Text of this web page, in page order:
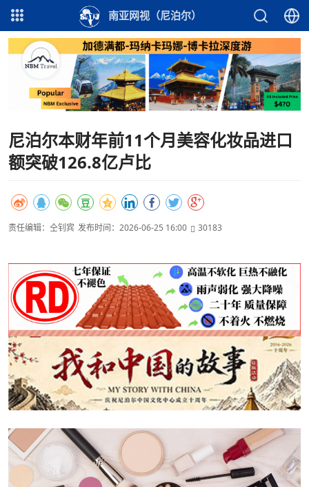
南亚网视（尼泊尔）
尼泊尔本财年前11个月美容化妆品进口
额突破126.8亿卢比
责任编辑：仝钊宾 发布时间：2026-06-25 16:00 30183